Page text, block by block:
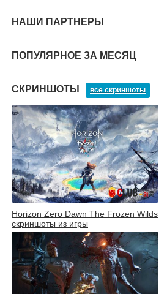
НАШИ ПАРТНЕРЫ
ПОПУЛЯРНОЕ ЗА МЕСЯЦ
СКРИНШОТЫ все скриншоты
Horizon Zero Dawn The Frozen Wilds
скриншоты из игры